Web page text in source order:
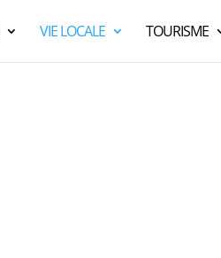
VIE LOCALE TOURISME